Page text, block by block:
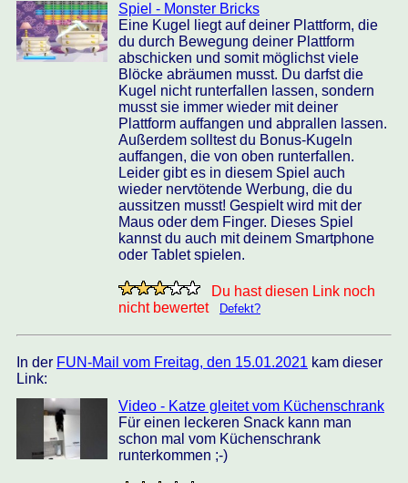
Spiel - Monster Bricks
Eine Kugel liegt auf deiner Plattform, die
du durch Bewegung deiner Plattform
abschicken und somit möglichst viele
Blöcke abräumen musst. Du darfst die
Kugel nicht runterfallen lassen, sondern
musst sie immer wieder mit deiner
Plattform auffangen und abprallen lassen.
Außerdem solltest du Bonus-Kugeln
auffangen, die von oben runterfallen.
Leider gibt es in diesem Spiel auch
wieder nervtötende Werbung, die du
aussitzen musst! Gespielt wird mit der
Maus oder dem Finger. Dieses Spiel
kannst du auch mit deinem Smartphone
oder Tablet spielen.
Du hast diesen Link noch
nicht bewertet
Defekt?
In der FUN-Mail vom Freitag, den 15.01.2021 kam dieser
Link:
Video - Katze gleitet vom Küchenschrank
Für einen leckeren Snack kann man
schon mal vom Küchenschrank
runterkommen ;-)